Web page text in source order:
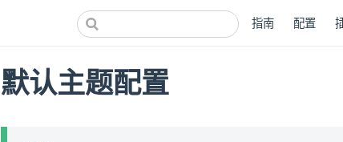
指南 配置
默认主题配置